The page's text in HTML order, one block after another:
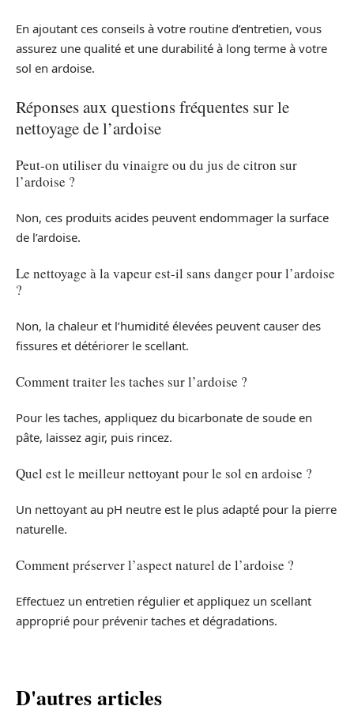
En ajoutant ces conseils à votre routine d’entretien, vous
assurez une qualité et une durabilité à long terme à votre
sol en ardoise.
Réponses aux questions fréquentes sur le
nettoyage de l’ardoise
Peut-on utiliser du vinaigre ou du jus de citron sur
l’ardoise ?
Non, ces produits acides peuvent endommager la surface
de l’ardoise.
Le nettoyage à la vapeur est-il sans danger pour l’ardoise
?
Non, la chaleur et l’humidité élevées peuvent causer des
fissures et détériorer le scellant.
Comment traiter les taches sur l’ardoise ?
Pour les taches, appliquez du bicarbonate de soude en
pâte, laissez agir, puis rincez.
Quel est le meilleur nettoyant pour le sol en ardoise ?
Un nettoyant au pH neutre est le plus adapté pour la pierre
naturelle.
Comment préserver l’aspect naturel de l’ardoise ?
Effectuez un entretien régulier et appliquez un scellant
approprié pour prévenir taches et dégradations.
D'autres articles